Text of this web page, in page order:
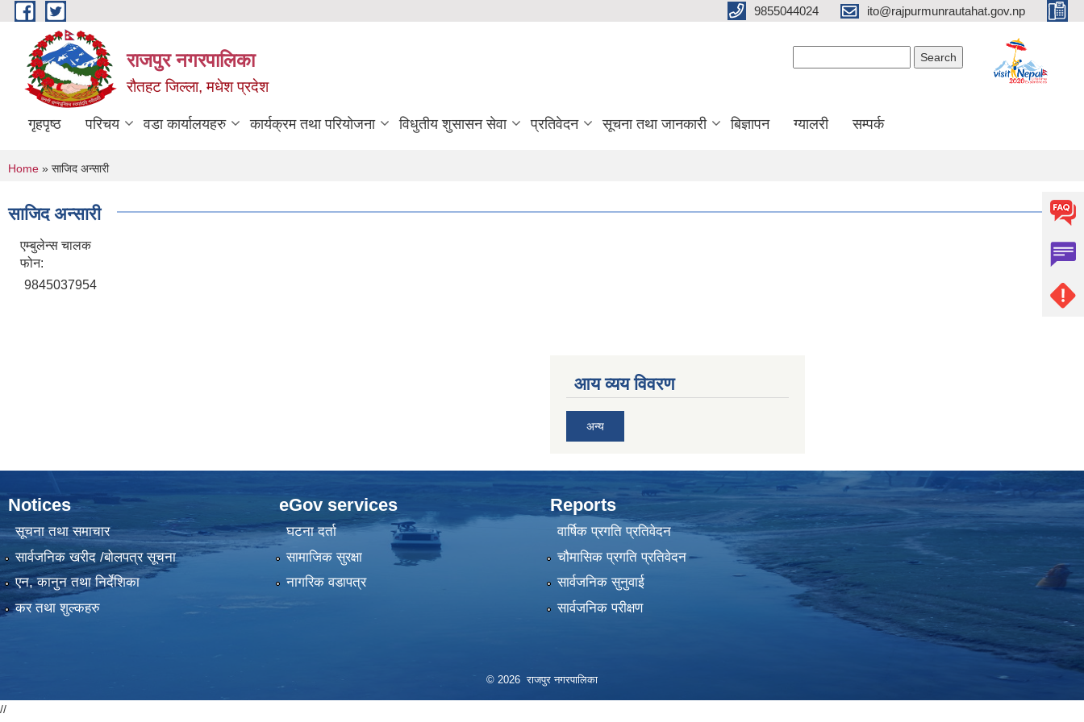
Skip to main content 9855044024 ito@rajpurmunrautahat.gov.np
राजपुर नगरपालिका
रौतहट जिल्ला, मधेश प्रदेश
गृहपृष्ठ परिचय वडा कार्यालयहरु कार्यक्रम तथा परियोजना विधुतीय शुसासन सेवा प्रतिवेदन सूचना तथा जानकारी बिज्ञापन ग्यालरी सम्पर्क
You are here
Home » साजिद अन्सारी
साजिद अन्सारी
एम्बुलेन्स चालक
फोन:
9845037954
आय व्यय विवरण
अन्य
Notices
सूचना तथा समाचार
सार्वजनिक खरीद /बोलपत्र सूचना
एन, कानुन तथा निर्देशिका
कर तथा शुल्कहरु
eGov services
घटना दर्ता
सामाजिक सुरक्षा
नागरिक वडापत्र
Reports
वार्षिक प्रगति प्रतिवेदन
चौमासिक प्रगति प्रतिवेदन
सार्वजनिक सुनुवाई
सार्वजनिक परीक्षण
© 2026 राजपुर नगरपालिका
//